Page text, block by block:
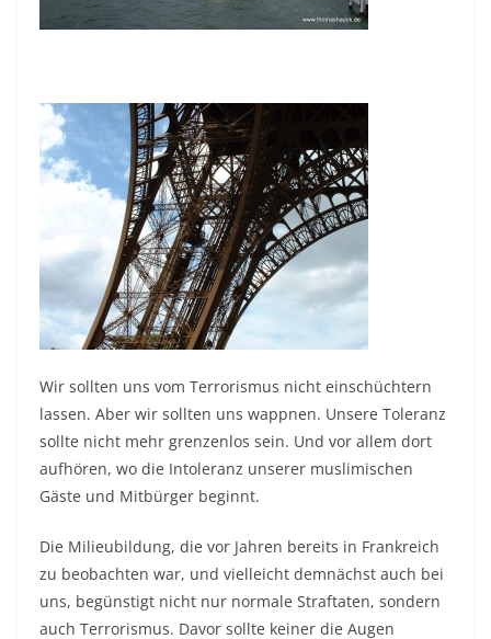
Wir sollten uns vom Terrorismus nicht einschüchtern
lassen. Aber wir sollten uns wappnen. Unsere Toleranz
sollte nicht mehr grenzenlos sein. Und vor allem dort
aufhören, wo die Intoleranz unserer muslimischen
Gäste und Mitbürger beginnt.
Die Milieubildung, die vor Jahren bereits in Frankreich
zu beobachten war, und vielleicht demnächst auch bei
uns, begünstigt nicht nur normale Straftaten, sondern
auch Terrorismus. Davor sollte keiner die Augen